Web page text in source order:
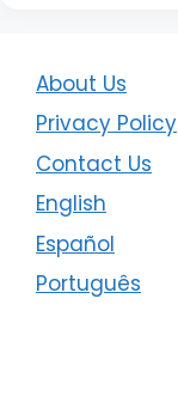
About Us
Privacy Policy
Contact Us
English
Español
Português